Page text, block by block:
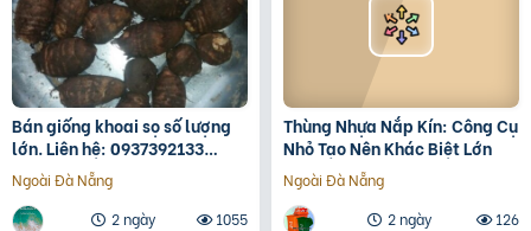
Bán giống khoai sọ số lượng
lớn. Liên hệ: 0937392133
Ms.Hằng
Ngoài Đà Nẵng
2 ngày
1055
Thùng Nhựa Nắp Kín: Công Cụ
Nhỏ Tạo Nên Khác Biệt Lớn
Ngoài Đà Nẵng
2 ngày
126